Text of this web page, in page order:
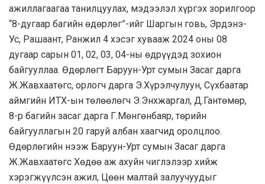
ажиллагаагаа танилцуулах, мэдээлэл хүргэх зорилгоор
“8-дугаар багийн өдөрлөг”-ийг Шаргын говь, Эрдэнэ-
Ус, Рашаант, Ранжил 4 хэсэг хувааж 2024 оны 08
дугаар сарын 01, 02, 03, 04-ны өдрүүдэд зохион
байгууллаа. Өдөрлөгт Баруун-Урт сумын Засаг дарга
Ж.Жавхаатөгс, орлогч дарга Э.Хүрэлчулуун, Сүхбаатар
аймгийн ИТХ-ын төлөөлөгч Э.Энхжаргал, Д.Гантөмөр,
8-р багийн засаг дарга Г.Мөнгөнбаяр, төрийн
байгууллагын 20 гаруй албан хаагчид оролцлоо.
Өдөрлөгийн нээж Баруун-Урт сумын Засаг дарга
Ж.Жавхаатөгс Хөдөө аж ахуйн чиглэлээр хийж
хэрэгжүүлсэн ажил, Цөөн малтай залуучуудыг